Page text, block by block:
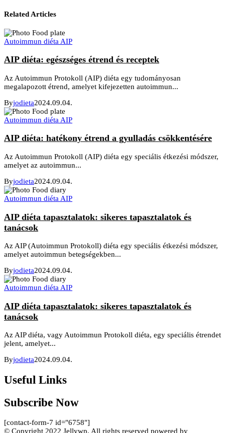
Related Articles
Autoimmun diéta AIP
AIP diéta: egészséges étrend és receptek
Az Autoimmun Protokoll (AIP) diéta egy tudományosan
megalapozott étrend, amelyet kifejezetten autoimmun...
Byjodieta2024.09.04.
Autoimmun diéta AIP
AIP diéta: hatékony étrend a gyulladás csökkentésére
Az Autoimmun Protokoll (AIP) diéta egy speciális étkezési módszer,
amelyet az autoimmun...
Byjodieta2024.09.04.
Autoimmun diéta AIP
AIP diéta tapasztalatok: sikeres tapasztalatok és
tanácsok
Az AIP (Autoimmun Protokoll) diéta egy speciális étkezési módszer,
amelyet autoimmun betegségekben...
Byjodieta2024.09.04.
Autoimmun diéta AIP
AIP diéta tapasztalatok: sikeres tapasztalatok és
tanácsok
Az AIP diéta, vagy Autoimmun Protokoll diéta, egy speciális étrendet
jelent, amelyet...
Byjodieta2024.09.04.
Useful Links
Subscribe Now
[contact-form-7 id="6758"]
© Copyright 2022 Jellywp. All rights reserved powered by